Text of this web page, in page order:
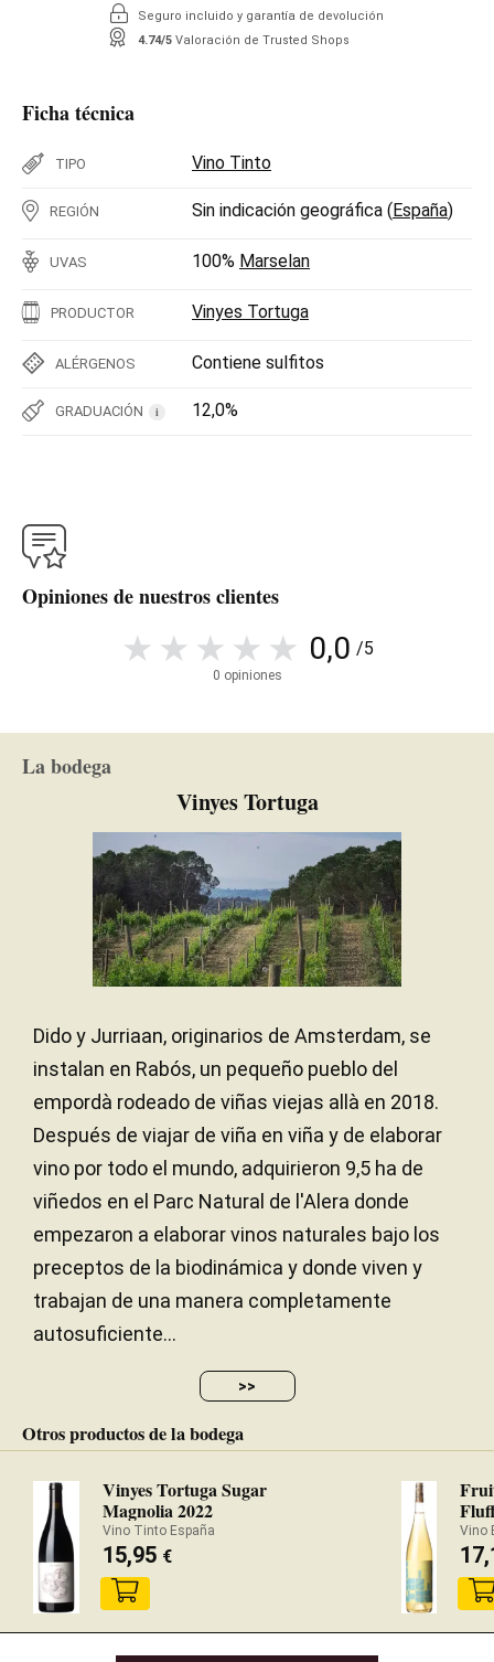
Seguro incluido y garantía de devolución
4.74/5 Valoración de Trusted Shops
Ficha técnica
TIPO Vino Tinto
REGIÓN Sin indicación geográfica (España)
UVAS 100% Marselan
PRODUCTOR Vinyes Tortuga
ALÉRGENOS Contiene sulfitos
GRADUACIÓN i 12,0%
Opiniones de nuestros clientes
0,0 /5
0 opiniones
La bodega
Vinyes Tortuga
Dido y Jurriaan, originarios de Amsterdam, se
instalan en Rabós, un pequeño pueblo del
empordà rodeado de viñas viejas allà en 2018.
Después de viajar de viña en viña y de elaborar
vino por todo el mundo, adquirieron 9,5 ha de
viñedos en el Parc Natural de l'Alera donde
empezaron a elaborar vinos naturales bajo los
preceptos de la biodinámica y donde viven y
trabajan de una manera completamente
autosuficiente...
>>
Otros productos de la bodega
Vinyes Tortuga Sugar
Magnolia 2022
Vino Tinto España
15,95 €
Vino